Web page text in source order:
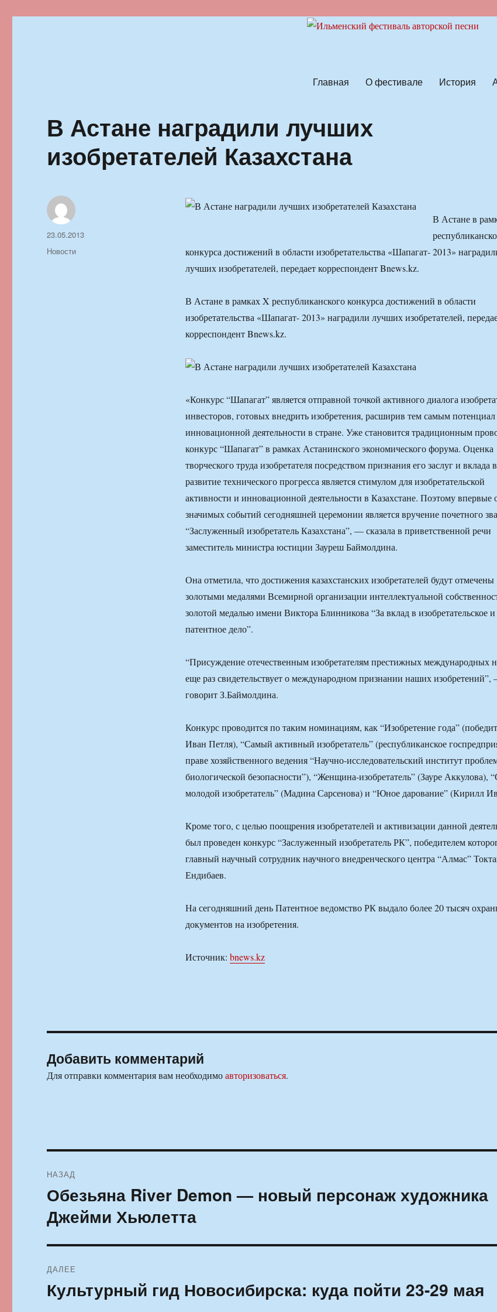
Главная О фестивале История
В Астане наградили лучших
изобретателей Казахстана
В Астане в
конкурса достижений в области изобретательства «Шапагат- 2013»
лучших изобретателей, передает корреспондент Bnews.kz.
В Астане в рамках X республиканского конкурса достижений в области
изобретательства «Шапагат- 2013» наградили лучших изобретателей,
корреспондент Bnews.kz.
«Конкурс “Шапагат” является отправной точкой активного диалога
инвесторов, готовых внедрить изобретения, расширив тем самым потенциал
инновационной деятельности в стране. Уже становится традиционным
конкурс “Шапагат” в рамках Астанинского экономического форума. Оценка
творческого труда изобретателя посредством признания его заслуг и вклада в
развитие технического прогресса является стимулом для изобретательской
активности и инновационной деятельности в Казахстане. Поэтому впервые
значимых событий сегодняшней церемонии является вручение почетного
“Заслуженный изобретатель Казахстана”, — сказала в приветственной речи
заместитель министра юстиции Зауреш Баймолдина.
Она отметила, что достижения казахстанских изобретателей будут отмечены
золотыми медалями Всемирной организации интеллектуальной
золотой медалью имени Виктора Блинникова “За вклад в изобретательское и
патентное дело”.
“Присуждение отечественным изобретателям престижных международных
еще раз свидетельствует о международном признании наших
говорит З.Баймолдина.
Конкурс проводится по таким номинациям, как “Изобретение года”
Иван Петля), “Самый активный изобретатель” (республиканское
праве хозяйственного ведения “Научно-исследовательский институт
биологической безопасности”), “Женщина-изобретатель” (Зауре Аккулова),
молодой изобретатель” (Мадина Сарсенова) и “Юное дарование” (Кирилл
Кроме того, с целью поощрения изобретателей и активизации данной
был проведен конкурс “Заслуженный изобретатель РК”, победителем
главный научный сотрудник научного внедренческого центра “Алмас”
Ендибаев.
На сегодняшний день Патентное ведомство РК выдало более 20 тысяч
документов на изобретения.
Источник: bnews.kz
Автор
Опубликовано
23.05.2013
Рубрики
Новости
Добавить комментарий
Для отправки комментария вам необходимоавторизоваться.
по
записям
НАЗАД
Предыдущая
Обезьяна River Demon — новый персонаж художника
Джейми Хьюлетта
ДАЛЕЕ
Следующая
запись:
Культурный гид Новосибирска: куда пойти 23-29 мая